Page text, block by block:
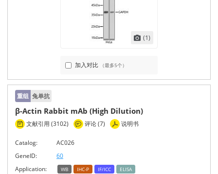
(1)
加入对比 （最多5个）
重组 兔单抗
β-Actin Rabbit mAb (High Dilution)
文献引用 (3102) 评论 (7) 说明书
Catalog:
AC026
GeneID:
60
Application:
WB IHC-P IF/ICC ELISA